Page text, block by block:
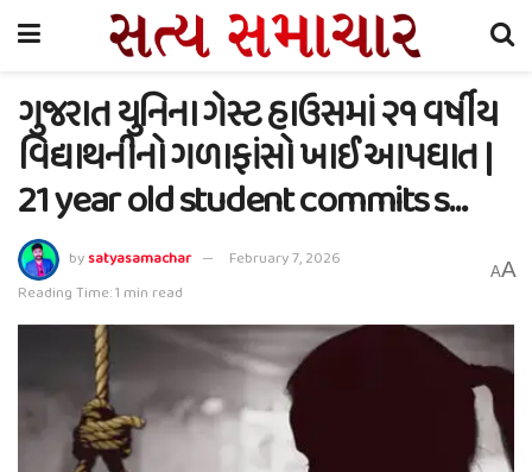
ગુજરાત યુનિના ગેસ્ટ હાઉસમાં ૨૧ વર્ષીય
વિદ્યાથનીનો ગળાફાંસો ખાઈ આપઘાત |
21 year old student commits s…
bysatyasamachar
February 7, 2026
Reading Time: 1 min read
AA